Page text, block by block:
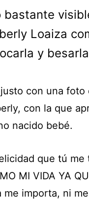
bastante
Loaiza
y
con una foto
con la que
nacido bebé.
que tú
MI VIDA YA
me importa, ni